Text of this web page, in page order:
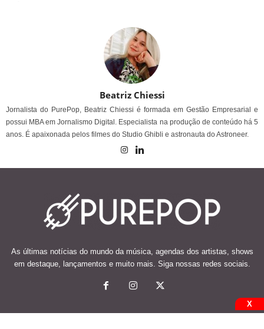
Beatriz Chiessi
Jornalista do PurePop, Beatriz Chiessi é formada em Gestão Empresarial e
possui MBA em Jornalismo Digital. Especialista na produção de conteúdo há 5
anos. É apaixonada pelos filmes do Studio Ghibli e astronauta do Astroneer.
As últimas notícias do mundo da música, agendas dos artistas, shows
em destaque, lançamentos e muito mais. Siga nossas redes sociais.
X